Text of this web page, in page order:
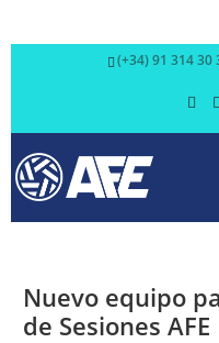
(+34) 91 314 30
Nuevo equipo
de Sesiones AFE